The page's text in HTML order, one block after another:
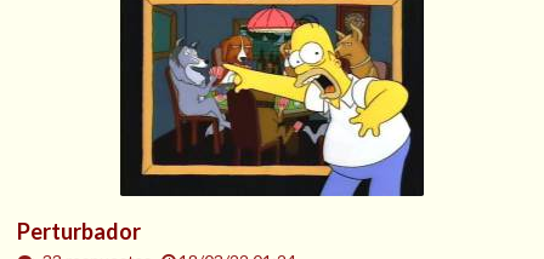
Perturbador